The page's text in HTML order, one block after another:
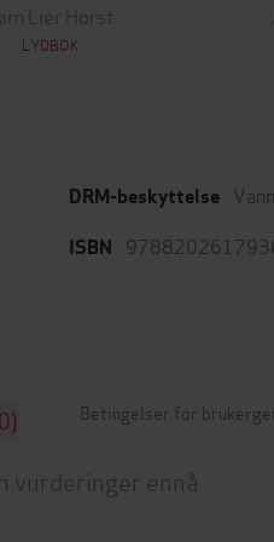
Lier Horst
LYDBOK
DRM-beskyttelse
ISBN
Betingelser for
vurderinger ennå